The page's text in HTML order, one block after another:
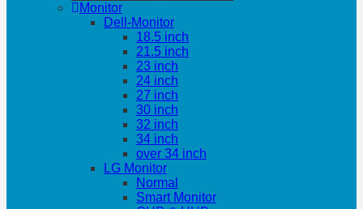
Monitor
Dell-Monitor
18.5 inch
21.5 inch
23 inch
24 inch
27 inch
30 inch
32 inch
34 inch
over 34 inch
LG Monitor
Normal
Smart Monitor